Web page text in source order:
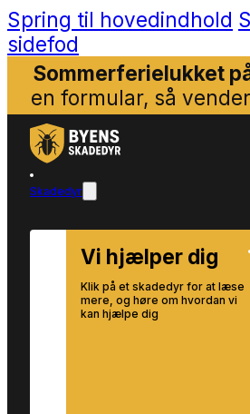
Spring til hovedindhold
sidefod
Sommerferielukket
en formular, så
Skadedyr
Vi hjælper dig
Klik på et skadedyr for at læse
mere, og høre om hvordan vi
kan hjælpe dig